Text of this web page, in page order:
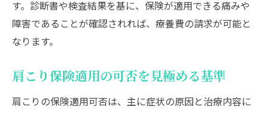
す。診断書や検査結果を基に、保険が適用できる痛みや
障害であることが確認されれば、療養費の請求が可能と
なります。
肩こり保険適用の可否を見極める基準
肩こりの保険適用可否は、主に症状の原因と治療内容に